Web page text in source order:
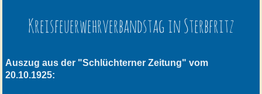
Kreisfeuerwehrverbandstag in Sterbfritz
Auszug aus der "Schlüchterner Zeitung" vom
20.10.1925: